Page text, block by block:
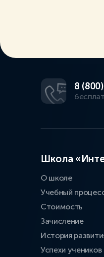
8
Школа
О школе
Учебный
Стоимость
Зачисление
История
Успехи учеников